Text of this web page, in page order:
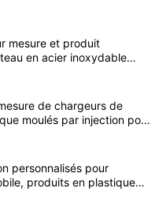
mesure et produit
en acier inoxydable
Rolls-Royce
de chargeurs de
moulés par injection pour
personnalisés pour
produits en plastique